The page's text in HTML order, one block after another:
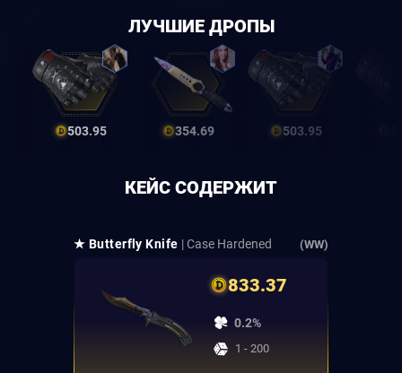
ЛУЧШИЕ ДРОПЫ
503.95 354.69 503.95
КЕЙС СОДЕРЖИТ
★ Butterfly Knife | Case Hardened (WW)
833.37
0.2%
1 - 200